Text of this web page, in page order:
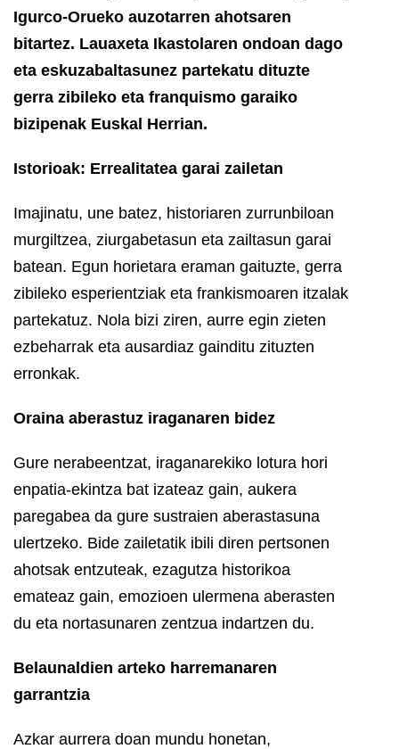
Igurco-Orueko auzotarren ahotsaren
bitartez. Lauaxeta Ikastolaren ondoan dago
eta eskuzabaltasunez partekatu dituzte
gerra zibileko eta franquismo garaiko
bizipenak Euskal Herrian.
Istorioak: Errealitatea garai zailetan
Imajinatu, une batez, historiaren zurrunbiloan
murgiltzea, ziurgabetasun eta zailtasun garai
batean. Egun horietara eraman gaituzte, gerra
zibileko esperientziak eta frankismoaren itzalak
partekatuz. Nola bizi ziren, aurre egin zieten
ezbeharrak eta ausardiaz gainditu zituzten
erronkak.
Oraina aberastuz iraganaren bidez
Gure nerabeentzat, iraganarekiko lotura hori
enpatia-ekintza bat izateaz gain, aukera
paregabea da gure sustraien aberastasuna
ulertzeko. Bide zailetatik ibili diren pertsonen
ahotsak entzuteak, ezagutza historikoa
emateaz gain, emozioen ulermena aberasten
du eta nortasunaren zentzua indartzen du.
Belaunaldien arteko harremanaren
garrantzia
Azkar aurrera doan mundu honetan,